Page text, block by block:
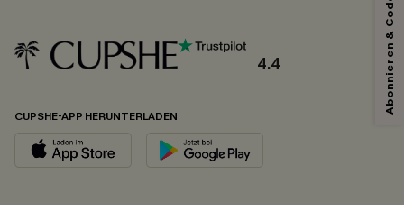
4.4
CUPSHE-APP HERUNTERLADEN